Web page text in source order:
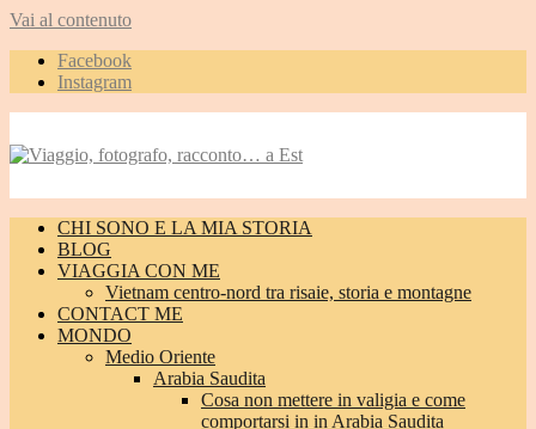
Vai al contenuto
Facebook
Instagram
CHI SONO E LA MIA STORIA
BLOG
VIAGGIA CON ME
Vietnam centro-nord tra risaie, storia e montagne
CONTACT ME
MONDO
Medio Oriente
Arabia Saudita
Cosa non mettere in valigia e come
comportarsi in in Arabia Saudita